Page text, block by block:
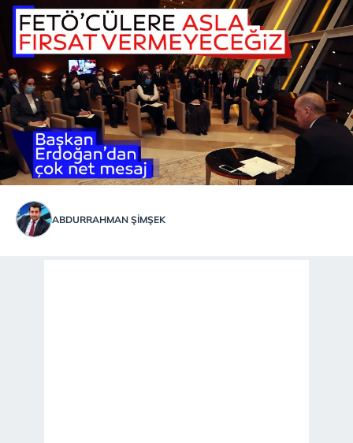
ABDURRAHMAN ŞİMŞEK